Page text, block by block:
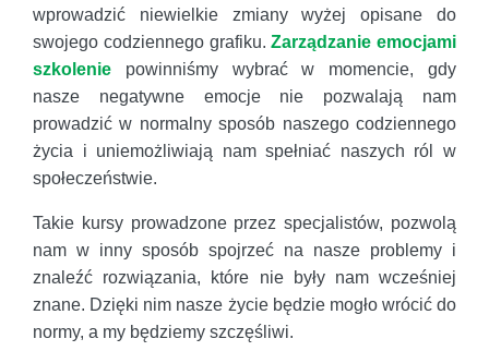
wprowadzić niewielkie zmiany wyżej opisane do
swojego codziennego grafiku.Zarządzanie emocjami
szkolenie powinniśmy wybrać w momencie, gdy
nasze negatywne emocje nie pozwalają nam
prowadzić w normalny sposób naszego codziennego
życia i uniemożliwiają nam spełniać naszych ról w
społeczeństwie.
Takie kursy prowadzone przez specjalistów, pozwolą
nam w inny sposób spojrzeć na nasze problemy i
znaleźć rozwiązania, które nie były nam wcześniej
znane. Dzięki nim nasze życie będzie mogło wrócić do
normy, a my będziemy szczęśliwi.